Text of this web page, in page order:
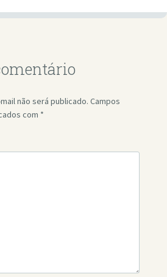
não será publicado. Campos
com *